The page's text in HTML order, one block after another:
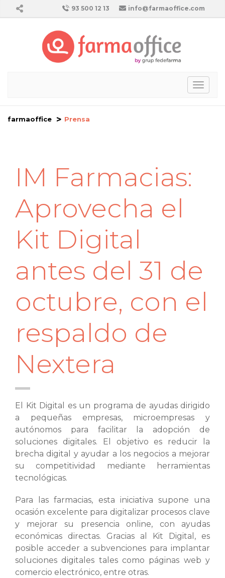
93 500 12 13 info@farmaoffice.com
farmaoffice Prensa
IM Farmacias:
Aprovecha el
Kit Digital
antes del 31 de
octubre, con el
respaldo de
Nextera
El Kit Digital es un programa de ayudas dirigido
a pequeñas empresas, microempresas y
autónomos para facilitar la adopción de
soluciones digitales. El objetivo es reducir la
brecha digital y ayudar a los negocios a mejorar
su competitividad mediante herramientas
tecnológicas.
Para las farmacias, esta iniciativa supone una
ocasión excelente para digitalizar procesos clave
y mejorar su presencia online, con ayudas
económicas directas. Gracias al Kit Digital, es
posible acceder a subvenciones para implantar
soluciones digitales tales como páginas web y
comercio electrónico, entre otras.